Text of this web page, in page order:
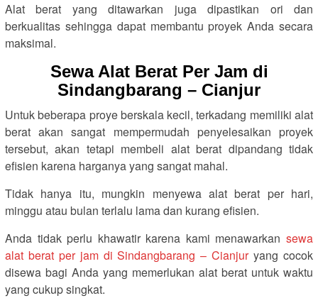
Alat berat yang ditawarkan juga dipastikan ori dan
berkualitas sehingga dapat membantu proyek Anda secara
maksimal.
Sewa Alat Berat Per Jam di
Sindangbarang – Cianjur
Untuk beberapa proye berskala kecil, terkadang memiliki alat
berat akan sangat mempermudah penyelesaikan proyek
tersebut, akan tetapi membeli alat berat dipandang tidak
efisien karena harganya yang sangat mahal.
Tidak hanya itu, mungkin menyewa alat berat per hari,
minggu atau bulan terlalu lama dan kurang efisien.
Anda tidak perlu khawatir karena kami menawarkan sewa
alat berat per jam di Sindangbarang – Cianjuryang cocok
disewa bagi Anda yang memerlukan alat berat untuk waktu
yang cukup singkat.